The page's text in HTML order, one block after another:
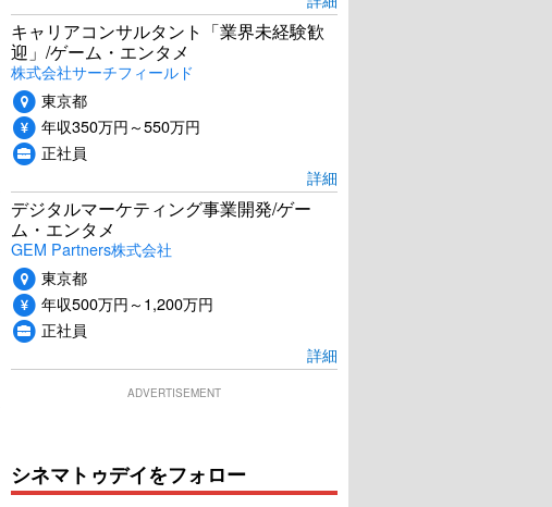
キャリアコンサルタント「業界未経験歓
迎」/ゲーム・エンタメ
株式会社サーチフィールド
東京都
年収350万円～550万円
正社員
詳細
デジタルマーケティング事業開発/ゲー
ム・エンタメ
GEM Partners株式会社
東京都
年収500万円～1,200万円
正社員
詳細
ADVERTISEMENT
シネマトゥデイをフォロー